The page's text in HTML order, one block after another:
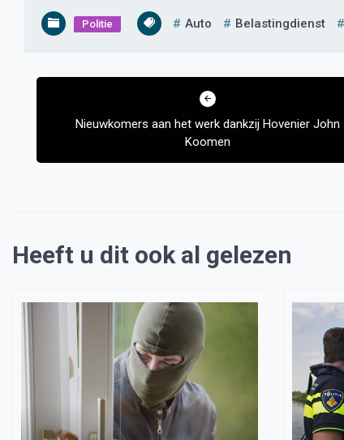
Politie Auto Belastingdienst
Bericht
Nieuwkomers aan het werk dankzij Hovenier John
Koomen
Heeft u dit ook al gelezen